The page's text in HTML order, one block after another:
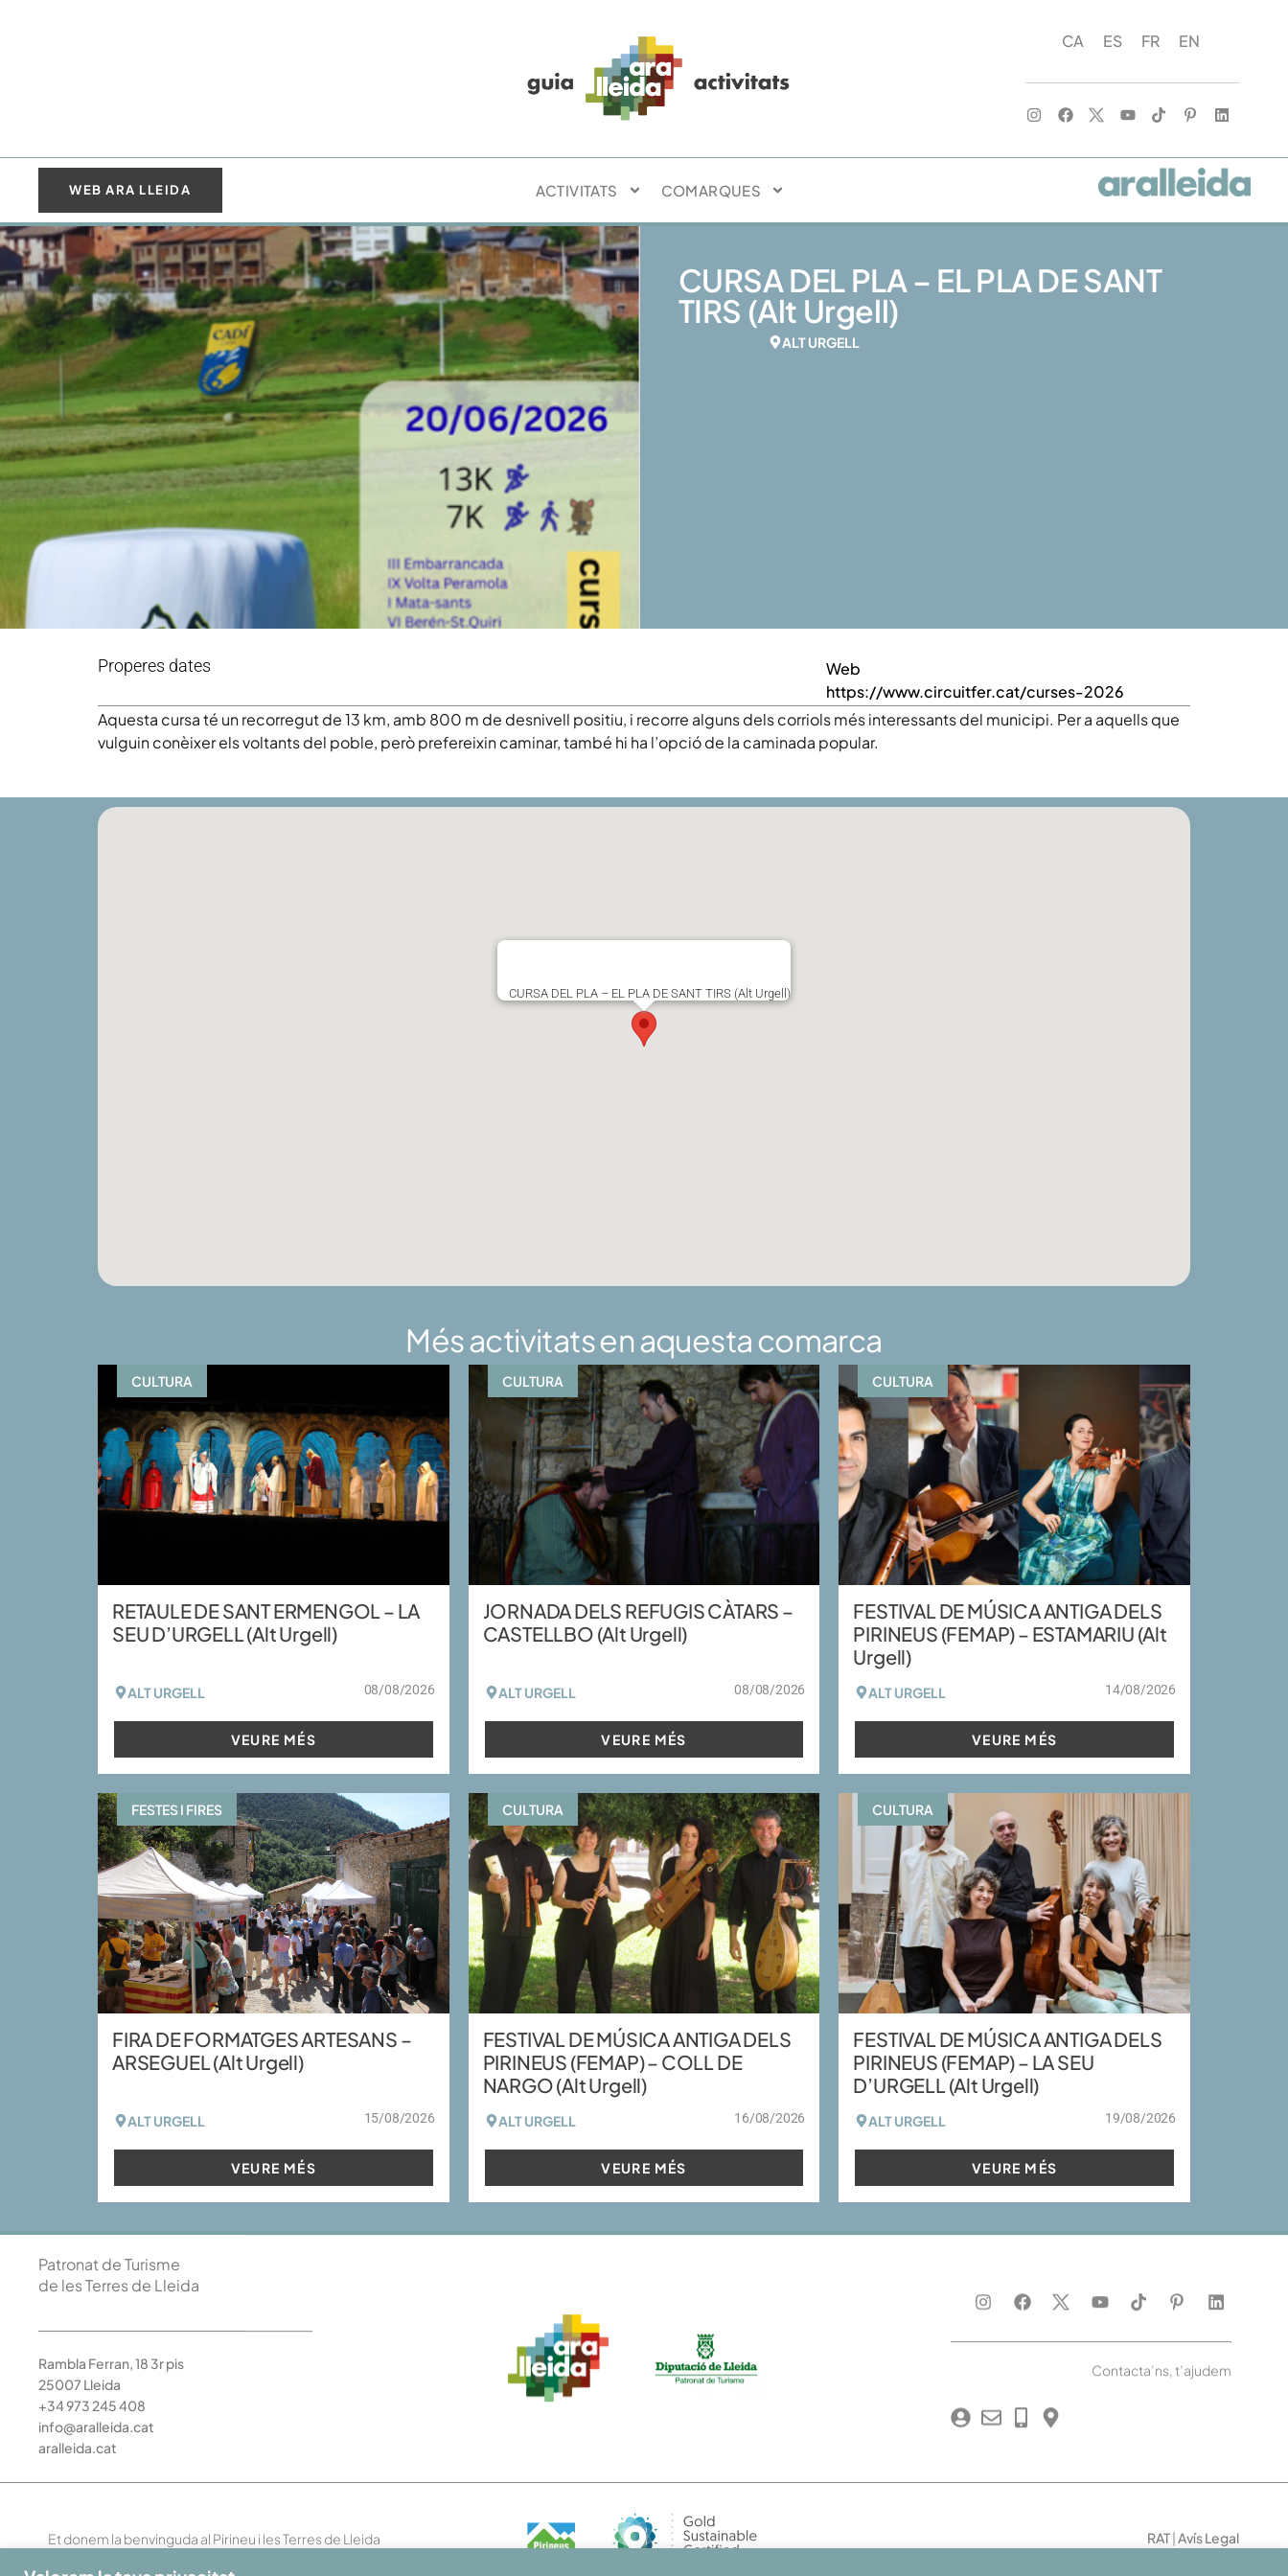
CA ES FR EN
WEB ARA LLEIDA ACTIVITATS COMARQUES
CURSA DEL PLA – EL PLA DE SANT
TIRS (Alt Urgell)
ALT URGELL
Properes dates
Web
https://www.circuitfer.cat/curses-2026
Aquesta cursa té un recorregut de 13 km, amb 800 m de desnivell positiu, i recorre alguns dels corriols més interessants del municipi. Per a aquells que
vulguin conèixer els voltants del poble, però prefereixin caminar, també hi ha l’opció de la caminada popular.
CURSA DEL PLA – EL PLA DE SANT TIRS (Alt Urgell)
Més activitats en aquesta comarca
CULTURA
RETAULE DE SANT ERMENGOL – LA
SEU D’URGELL (Alt Urgell)
ALT URGELL 08/08/2026
VEURE MÉS
CULTURA
JORNADA DELS REFUGIS CÀTARS –
CASTELLBO (Alt Urgell)
ALT URGELL 08/08/2026
VEURE MÉS
CULTURA
FESTIVAL DE MÚSICA ANTIGA DELS
PIRINEUS (FEMAP) – ESTAMARIU (Alt
Urgell)
ALT URGELL 14/08/2026
VEURE MÉS
FESTES I FIRES
FIRA DE FORMATGES ARTESANS –
ARSEGUEL (Alt Urgell)
ALT URGELL 15/08/2026
VEURE MÉS
CULTURA
FESTIVAL DE MÚSICA ANTIGA DELS
PIRINEUS (FEMAP) – COLL DE
NARGO (Alt Urgell)
ALT URGELL 16/08/2026
VEURE MÉS
CULTURA
FESTIVAL DE MÚSICA ANTIGA DELS
PIRINEUS (FEMAP) – LA SEU
D’URGELL (Alt Urgell)
ALT URGELL 19/08/2026
VEURE MÉS
Patronat de Turisme
de les Terres de Lleida
Rambla Ferran, 18 3r pis
25007 Lleida
+34 973 245 408
info@aralleida.cat
aralleida.cat
Contacta’ns, t’ajudem
Et donem la benvinguda al Pirineu i les Terres de Lleida RAT |Avís Legal